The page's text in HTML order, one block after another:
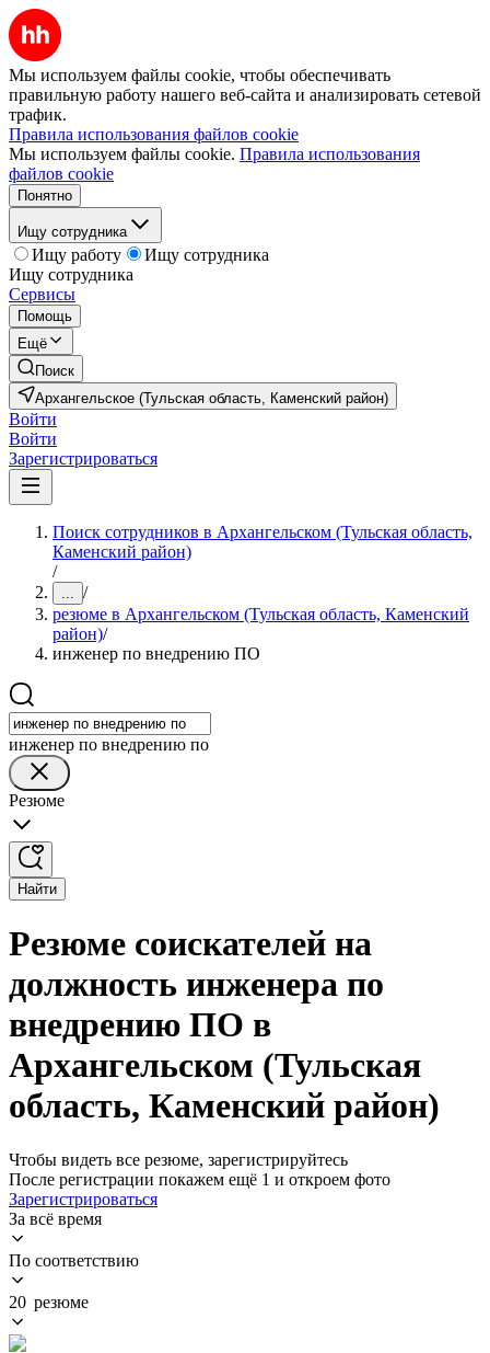
Мы используем файлы cookie, чтобы обеспечивать
правильную работу нашего веб-сайта и анализировать сетевой
трафик.
Правила использования файлов cookie
Мы используем файлы cookie. Правила использования
файлов cookie
Понятно
Ищу сотрудника
Ищу работу
Ищу сотрудника
Ищу сотрудника
Сервисы
Помощь
Ещё
Поиск
Архангельское (Тульская область, Каменский район)
Войти
Войти
Зарегистрироваться
Поиск сотрудников в Архангельском (Тульская область,
Каменский район)
/
... /
резюме в Архангельском (Тульская область, Каменский
район)/
инженер по внедрению ПО
инженер по внедрению по
Резюме
Найти
Резюме соискателей на
должность инженера по
внедрению ПО в
Архангельском (Тульская
область, Каменский район)
Чтобы видеть все резюме, зарегистрируйтесь
После регистрации покажем ещё 1 и откроем фото
Зарегистрироваться
За всё время
По соответствию
20 резюме